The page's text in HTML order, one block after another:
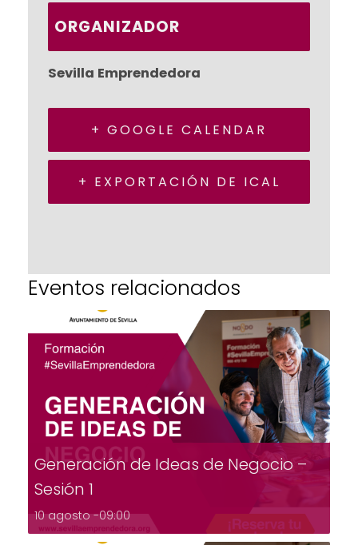
ORGANIZADOR
Sevilla Emprendedora
+ GOOGLE CALENDAR
+ EXPORTACIÓN DE ICAL
Eventos relacionados
Generación de Ideas de Negocio –
Sesión 1
10 agosto -09:00